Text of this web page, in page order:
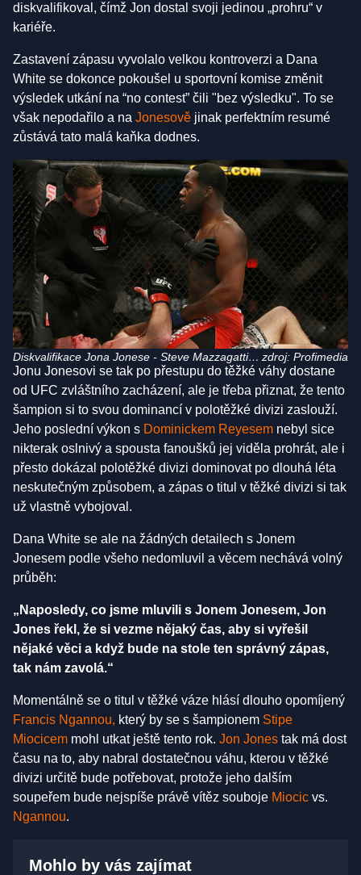
diskvalifikoval, čímž Jon dostal svoji jedinou „prohru“ v
kariéře.
Zastavení zápasu vyvolalo velkou kontroverzi a Dana
White se dokonce pokoušel u sportovní komise změnit
výsledek utkání na “no contest” čili "bez výsledku". To se
však nepodařilo a na Jonesově jinak perfektním resumé
zůstává tato malá kaňka dodnes.
Diskvalifikace Jona Jonese - Steve Mazzagatti
ukončuje zápas kvůli nelegálním loktům.
zdroj: Profimedia
Jonu Jonesovi se tak po přestupu do těžké váhy dostane
od UFC zvláštního zacházení, ale je třeba přiznat, že tento
šampion si to svou dominancí v polotěžké divizi zaslouží.
Jeho poslední výkon s Dominickem Reyesem nebyl sice
nikterak oslnivý a spousta fanoušků jej viděla prohrát, ale i
přesto dokázal polotěžké divizi dominovat po dlouhá léta
neskutečným způsobem, a zápas o titul v těžké divizi si tak
už vlastně vybojoval.
Dana White se ale na žádných detailech s Jonem
Jonesem podle všeho nedomluvil a věcem nechává volný
průběh:
„Naposledy, co jsme mluvili s Jonem Jonesem, Jon
Jones řekl, že si vezme nějaký čas, aby si vyřešil
nějaké věci a když bude na stole ten správný zápas,
tak nám zavolá.“
Momentálně se o titul v těžké váze hlásí dlouho opomíjený
Francis Ngannou, který by se s šampionem Stipe
Miocicem mohl utkat ještě tento rok. Jon Jones tak má dost
času na to, aby nabral dostatečnou váhu, kterou v těžké
divizi určitě bude potřebovat, protože jeho dalším
soupeřem bude nejspíše právě vítěz souboje Miocic vs.
Ngannou.
Mohlo by vás zajímat